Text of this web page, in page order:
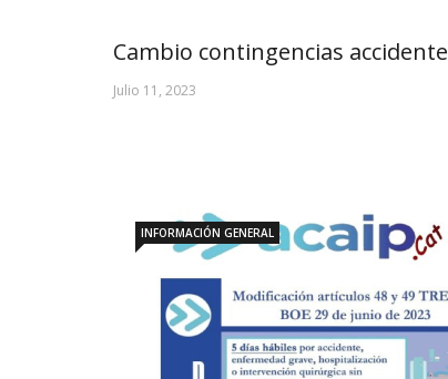
Cambio contingencias accidente
Julio 11, 2023
INFORMACIÓN GENERAL